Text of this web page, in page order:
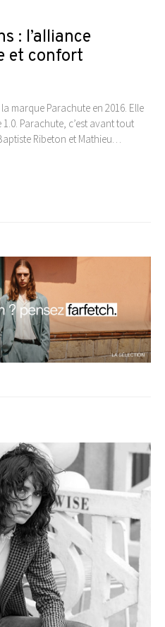
: l’alliance
et confort
marque Parachute en 2016. Elle
Parachute, c’est avant tout
Ribeton et Mathieu…